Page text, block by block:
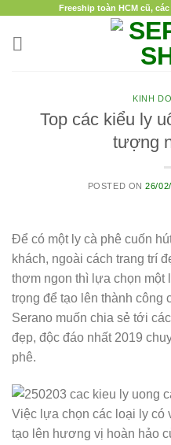
content
Freeship toàn HCM cũ,
KINH
Top các kiểu ly
tượng
POSTED ON26/
Để có một ly cà phê cuốn
khách, ngoài cách trang trí
thơm ngon thì lựa chọn một
trọng để tạo lên thành công
Serano muốn chia sẻ tới
đẹp, độc đáo nhất 2019
phê.
Việc lựa chọn các loại ly có
tạo lên hương vị hoàn hảo